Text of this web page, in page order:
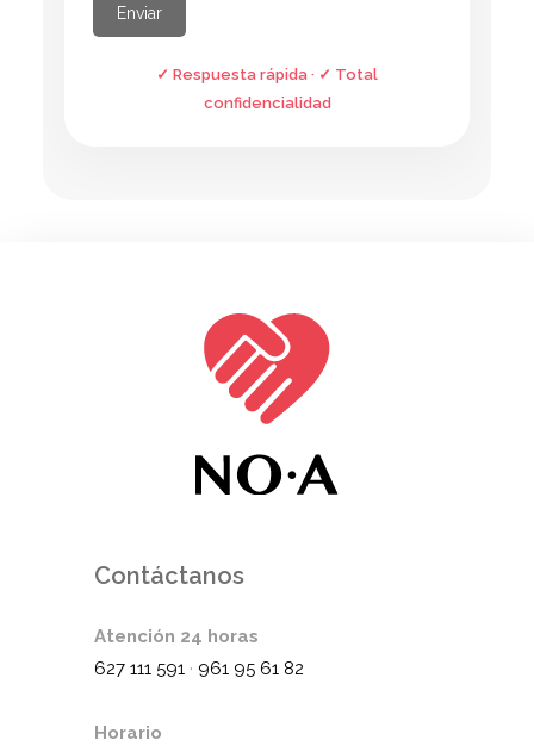
✓ Respuesta rápida · ✓ Total
confidencialidad
Contáctanos
Atención 24 horas
627 111 591 · 961 95 61 82
Horario